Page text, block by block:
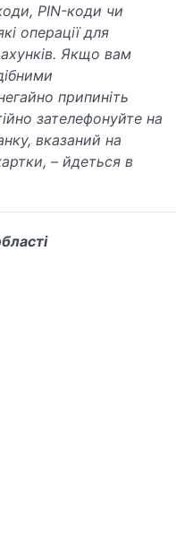
PIN-коди чи
операції для
Якщо вам
припиніть
зателефонуйте на
вказаний на
– йдеться в